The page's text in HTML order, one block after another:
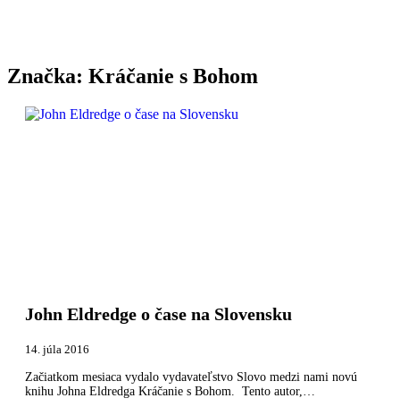
Značka: Kráčanie s Bohom
John Eldredge o čase na Slovensku
14. júla 2016
Začiatkom mesiaca vydalo vydavateľstvo Slovo medzi nami novú
knihu Johna Eldredga Kráčanie s Bohom. Tento autor,…